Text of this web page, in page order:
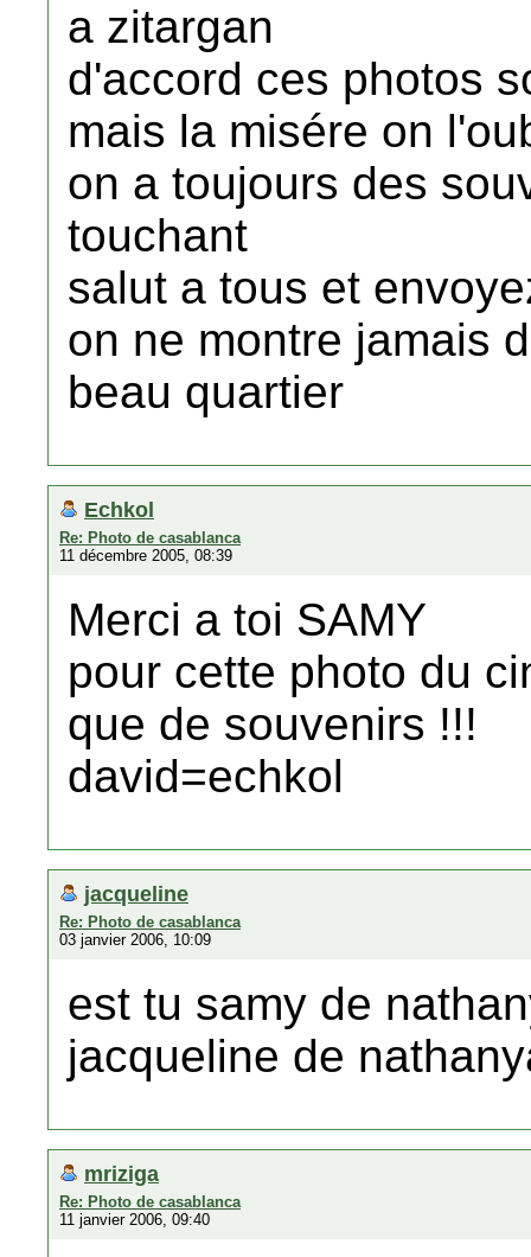
a zitargan
d'accord ces photos
mais la misére on
on a toujours des
touchant
salut a tous et
on ne montre jamais
beau quartier
Echkol
Re: Photo de casablanca
11 décembre 2005, 08:39
Merci a toi SAMY
pour cette photo du
que de souvenirs !!!
david=echkol
jacqueline
Re: Photo de casablanca
03 janvier 2006, 10:09
est tu samy de
jacqueline de
mriziga
Re: Photo de casablanca
11 janvier 2006, 09:40